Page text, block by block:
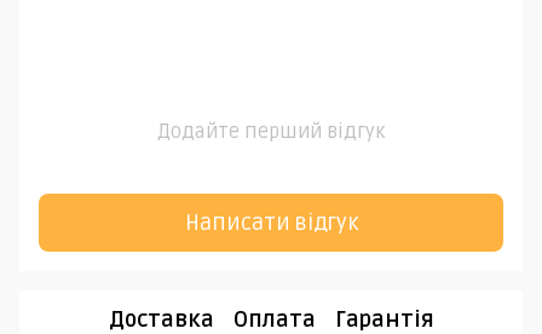
Додайте перший відгук
Написати відгук
Доставка Оплата Гарантія